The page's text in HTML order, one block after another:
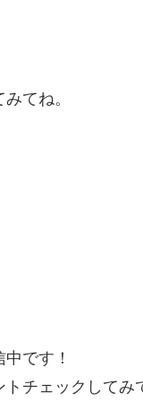
てね。
です！
チェックしてみ